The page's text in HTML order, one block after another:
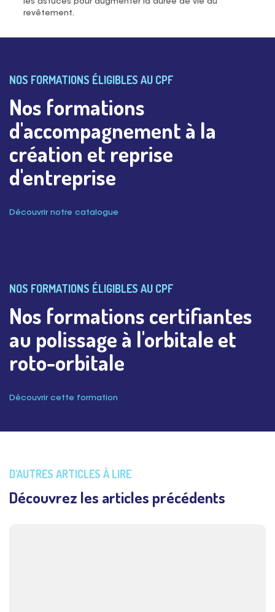
les astuces pour augmenter la durée de vie du
revêtement.
NOS FORMATIONS ÉLIGIBLES AU CPF
Nos formations
d'accompagnement à la
création et reprise
d'entreprise
Découvrir notre catalogue
NOS FORMATIONS ÉLIGIBLES AU CPF
Nos formations certifiantes
au polissage à l'orbitale et
roto-orbitale
Découvrir cette formation
D'AUTRES ARTICLES À LIRE
Découvrez les articles précédents